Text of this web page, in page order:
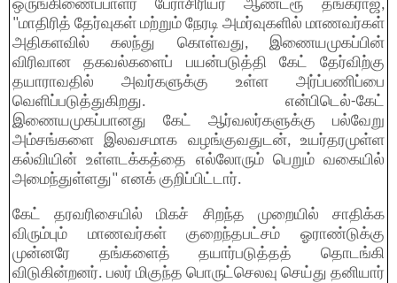
ஒருங்கிணைப்பாளர் பேராசிரியர் ஆண்ட்ரூ தங்கராஜ்,
"மாதிரித் தேர்வுகள் மற்றும் நேரடி அமர்வுகளில் மாணவர்கள்
அதிகளவில் கலந்து கொள்வது, இணையமுகப்பின்
விரிவான தகவல்களைப் பயன்படுத்தி கேட் தேர்விற்கு
தயாராவதில் அவர்களுக்கு உள்ள அர்ப்பணிப்பை
வெளிப்படுத்துகிறது. என்பிடெல்-கேட்
இணையமுகப்பானது கேட் ஆர்வலர்களுக்கு பல்வேறு
அம்சங்களை இலவசமாக வழங்குவதுடன், உயர்தரமுள்ள
கல்வியின் உள்ளடக்கத்தை எல்லோரும் பெறும் வகையில்
அமைந்துள்ளது" எனக் குறிப்பிட்டார்.
கேட் தரவரிசையில் மிகச் சிறந்த முறையில் சாதிக்க
விரும்பும் மாணவர்கள் குறைந்தபட்சம் ஓராண்டுக்கு
முன்னரே தங்களைத் தயார்படுத்தத் தொடங்கி
விடுகின்றனர். பலர் மிகுந்த பொருட்செலவு செய்து தனியார்